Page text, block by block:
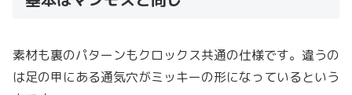
素材も裏のパターンもクロックス共通の仕様です。違うの
は足の甲にある通気穴がミッキーの形になっているという